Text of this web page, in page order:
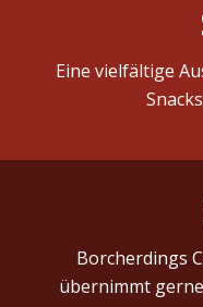
Eine vielfältige
Borcherdings
übernimmt